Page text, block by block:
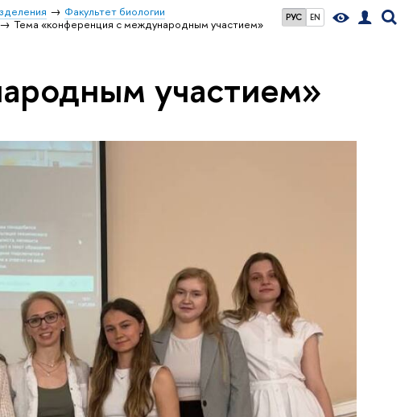
РУС EN
Факультет биологии
Тема «конференция с международным участием»
участием»